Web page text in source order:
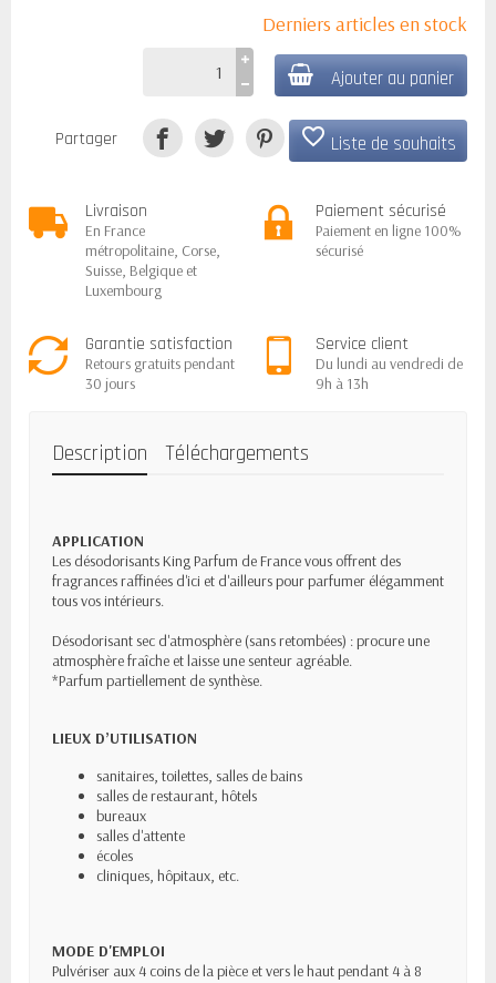
Derniers articles en stock
Ajouter au panier
favorite_border Liste de souhaits
Partager
Livraison
En France
métropolitaine, Corse,
Suisse, Belgique et
Luxembourg
Paiement sécurisé
Paiement en ligne 100%
sécurisé
Garantie satisfaction
Retours gratuits pendant
30 jours
Service client
Du lundi au vendredi de
9h à 13h
Description Téléchargements
APPLICATION
Les désodorisants King Parfum de France vous offrent des
fragrances raffinées d'ici et d'ailleurs pour parfumer élégamment
tous vos intérieurs.
Désodorisant sec d'atmosphère (sans retombées) : procure une
atmosphère fraîche et laisse une senteur agréable.
*Parfum partiellement de synthèse.
LIEUX D’UTILISATION
sanitaires, toilettes, salles de bains
salles de restaurant, hôtels
bureaux
salles d'attente
écoles
cliniques, hôpitaux, etc.
MODE D'EMPLOI
Pulvériser aux 4 coins de la pièce et vers le haut pendant 4 à 8